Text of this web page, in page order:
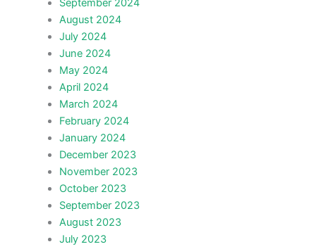
September 2024
August 2024
July 2024
June 2024
May 2024
April 2024
March 2024
February 2024
January 2024
December 2023
November 2023
October 2023
September 2023
August 2023
July 2023